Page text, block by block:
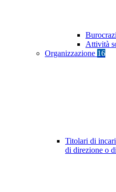
Attività
Organizzazione 16
Titolari di
di direzione o